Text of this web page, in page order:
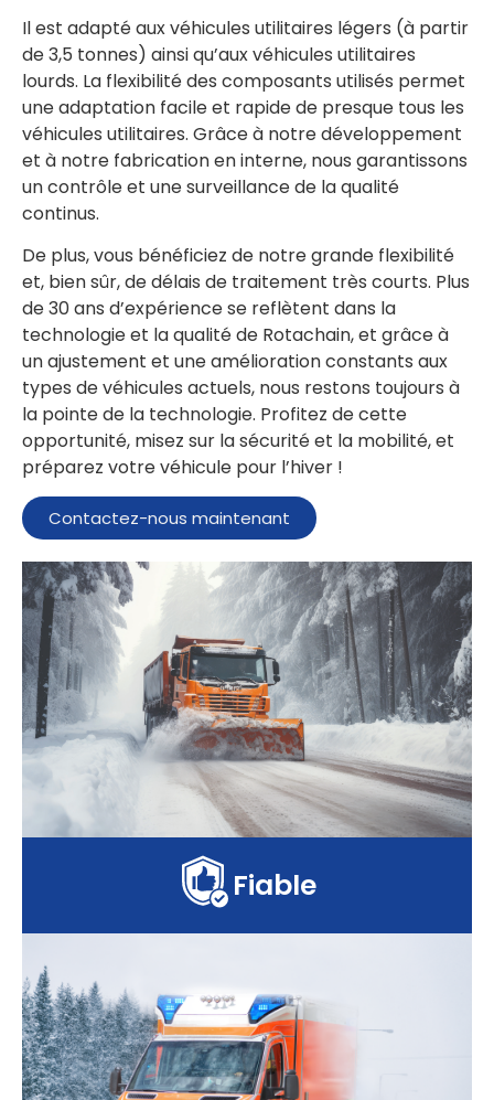
Il est adapté aux véhicules utilitaires légers (à partir
de 3,5 tonnes) ainsi qu’aux véhicules utilitaires
lourds. La flexibilité des composants utilisés permet
une adaptation facile et rapide de presque tous les
véhicules utilitaires. Grâce à notre développement
et à notre fabrication en interne, nous garantissons
un contrôle et une surveillance de la qualité
continus.
De plus, vous bénéficiez de notre grande flexibilité
et, bien sûr, de délais de traitement très courts. Plus
de 30 ans d’expérience se reflètent dans la
technologie et la qualité de Rotachain, et grâce à
un ajustement et une amélioration constants aux
types de véhicules actuels, nous restons toujours à
la pointe de la technologie. Profitez de cette
opportunité, misez sur la sécurité et la mobilité, et
préparez votre véhicule pour l’hiver !
Contactez-nous maintenant
Fiable